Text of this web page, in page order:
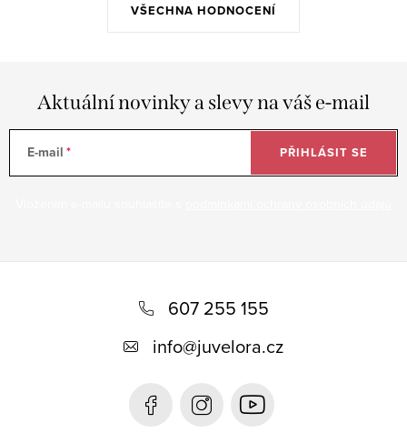
VŠECHNA HODNOCENÍ
Aktuální novinky a slevy na váš e-mail
E-mail PŘIHLÁSIT SE
607 255 155
info@juvelora.cz